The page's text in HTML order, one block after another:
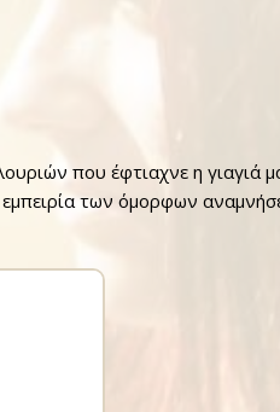
που έφτιαχνε η γιαγιά
εμπειρία των όμορφων